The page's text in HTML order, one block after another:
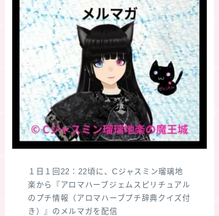
１日１回22：22頃に、Cジャスミン瑠璃地
楽から『アロマハーブジェムスピリチュアル
のプチ情報（アロマハーブプチ辞典クイズ付
き）』のメルマガを配信